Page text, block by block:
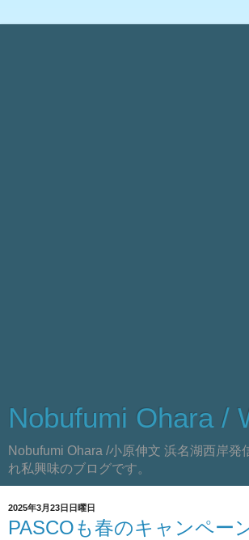
Nobufumi Ohara /
Nobufumi Ohara /小原伸文 浜名湖西岸発
れ私興味のブログです。
2025年3月23日日曜日
PASCOも春のキャンペー